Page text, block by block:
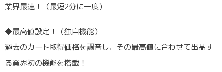
業界最速！（最短2分に一度）
◆最高値設定！（独自機能）
過去のカート取得価格を調査し、その最高値に合わせて出品す
る業界初の機能を搭載！